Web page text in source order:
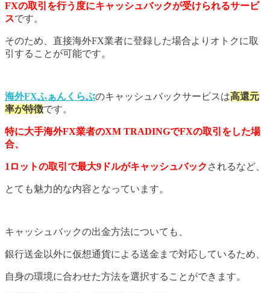
FXの取引を行う度にキャッシュバックが受けられるサービ
スです。
そのため、直接海外FX業者に登録した場合よりオトクに取
引することが可能です。
海外FXふぁんくらぶのキャッシュバックサービスは高還元
率が特徴です。
特に大手海外FX業者のXM TRADINGでFXの取引をした場
合、
1ロットの取引で最大9ドルがキャッシュバック されるなど、
とても魅力的な内容となっています。
キャッシュバックの出金方法についても、
銀行送金以外に仮想通貨による送金まで対応しているため、
自身の環境に合わせた方法を選択することができます。